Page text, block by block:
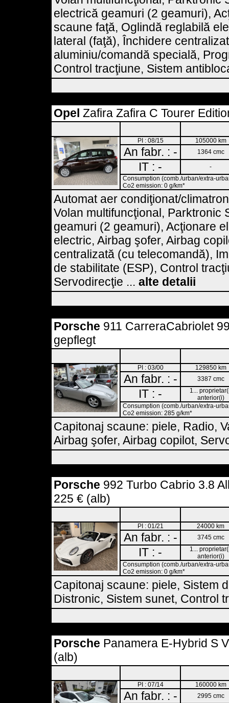
electrică geamuri (2 geamuri),
scaune faţă, Oglindă reglabilă
lateral (faţă), Închidere
aluminiu/comandă specială,
Control tracţiune, Sistem
Opel Zafira Zafira C Tourer
PI : 08/15 105000 km
An fabr. : - 1364 cmc
IT : -
-
Consumption (comb./urban/extra-
Co2 emission: 0 g/km*
Automat aer condiţionat/
Volan multifuncţional, Parktronic
geamuri (2 geamuri), Acţionare
electric, Airbag şofer, Airbag
centralizată (cu telecomandă),
de stabilitate (ESP), Control
Servodirecţie ... alte detalii
Porsche 911 CarreraCabriolet
gepflegt
PI : 03/00 129850 km
An fabr. : - 3387 cmc
IT : -
1...
anterior(i)
Consumption (comb./urban/extra-
Co2 emission: 285 g/km*
Capitonaj scaune: piele, Radio,
Airbag şofer, Airbag copilot,
Porsche 992 Turbo Cabrio 3.8
225 € (alb)
PI : 01/21 24000 km
An fabr. : - 3745 cmc
IT : -
1...
anterior(i)
Consumption (comb./urban/extra-
Co2 emission: 0 g/km*
Capitonaj scaune: piele, Sistem
Distronic, Sistem sunet, Control
Porsche Panamera E-Hybrid S
(alb)
PI : 07/14 160000 km
An fabr. : - 2995 cmc